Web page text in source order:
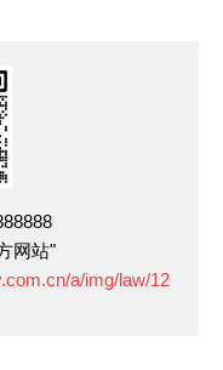
网站"
a/img/law/12